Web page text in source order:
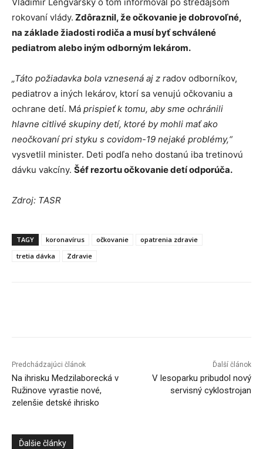
rokovaní vlády. Zdôraznil, že očkovanie je dobrovoľné,
na základe žiadosti rodiča a musí byť schválené
pediatrom alebo iným odborným lekárom.
„Táto požiadavka bola vznesená aj z radov odborníkov,
pediatrov a iných lekárov, ktorí sa venujú očkovaniu a
ochrane detí. Má prispieť k tomu, aby sme ochránili
hlavne citlivé skupiny detí, ktoré by mohli mať ako
neočkovaní pri styku s covidom-19 nejaké problémy,“
vysvetlil minister. Deti podľa neho dostanú iba tretinovú
dávku vakcíny. Šéf rezortu očkovanie detí odporúča.
Zdroj: TASR
TAGY koronavírus očkovanie
opatrenia zdravie
tretia dávka
Zdravie
Predchádzajúci článok
Na ihrisku Medzilaborecká v
Ružinove vyrastie nové,
zelenšie detské ihrisko
Ďalší článok
V lesoparku pribudol nový
servisný cyklostrojan
Ďalšie články